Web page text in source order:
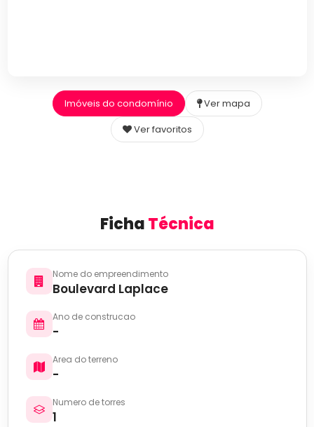
Imóveis do condomínio
Ver mapa
Ver favoritos
FichaTécnica
Nome do empreendimento
Boulevard Laplace
Ano de construcao
-
Area do terreno
-
Numero de torres
1